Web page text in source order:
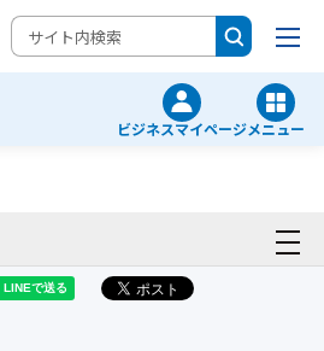
ビジネスマイページメニュー